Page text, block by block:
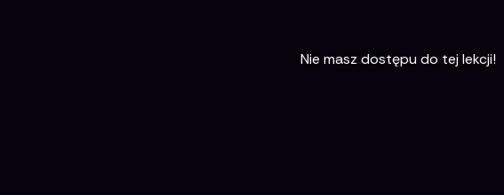
Nie masz dostępu do tej lekcji!